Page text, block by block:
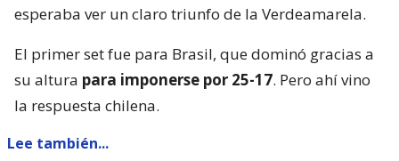
esperaba ver un claro triunfo de la Verdeamarela.
El primer set fue para Brasil, que dominó gracias a
su altura para imponerse por 25-17. Pero ahí vino
la respuesta chilena.
Lee también...